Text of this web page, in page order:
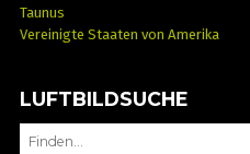
Taunus
Vereinigte Staaten von Amerika
LUFTBILDSUCHE
SEARCH